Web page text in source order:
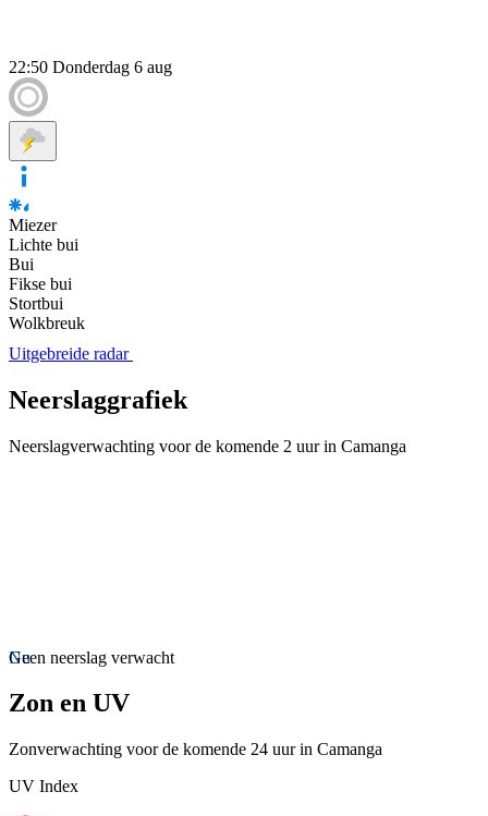
22:50 Donderdag 6 aug
Miezer
Lichte bui
Bui
Fikse bui
Stortbui
Wolkbreuk
Uitgebreide radar
Neerslaggrafiek
Neerslagverwachting voor de komende 2 uur in Camanga
Nu
Geen neerslag verwacht
Zon en UV
Zonverwachting voor de komende 24 uur in Camanga
UV Index